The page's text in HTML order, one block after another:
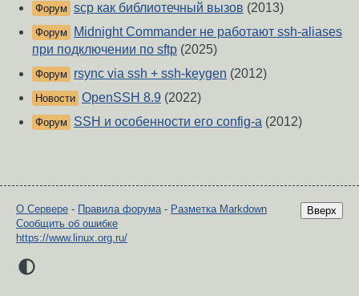
Форум scp как библиотечный вызов (2013)
Форум
Midnight Commander не работают ssh-aliases
при подключении по sftp (2025)
Форум rsync via ssh + ssh-keygen (2012)
Новости OpenSSH 8.9 (2022)
Форум SSH и особенности его config-а (2012)
Вверх
О Сервере - Правила форума- Разметка Markdown
Сообщить об ошибке
https://www.linux.org.ru/